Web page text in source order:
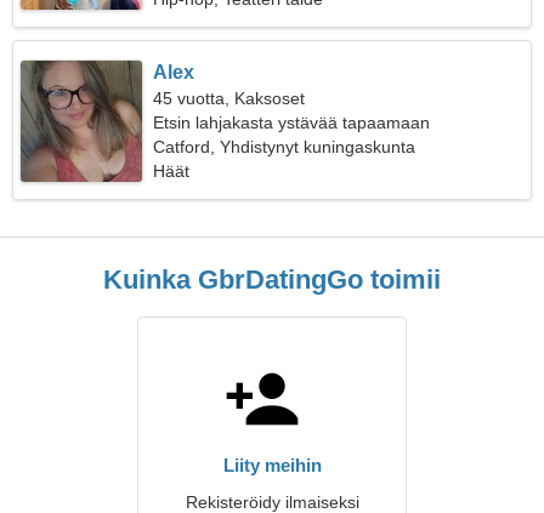
Alex
45 vuotta, Kaksoset
Etsin lahjakasta ystävää tapaamaan
Catford, Yhdistynyt kuningaskunta
Häät
Kuinka GbrDatingGo toimii
Liity meihin
Rekisteröidy ilmaiseksi